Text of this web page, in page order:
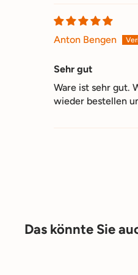
Anton Bengen
Sehr gut
Ware ist sehr gut.
wieder bestellen
Das könnte Sie